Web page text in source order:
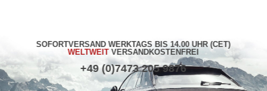
SOFORTVERSAND WERKTAGS BIS 14.00 UHR (CET)
WELTWEITVERSANDKOSTENFREI
+49 (0)7473 205 9876